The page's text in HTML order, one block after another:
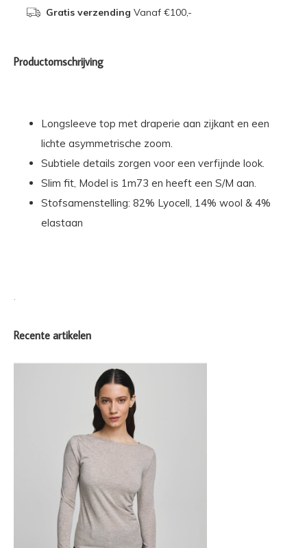
Gratis verzending Vanaf €100,-
Productomschrijving
Longsleeve top met draperie aan zijkant en een
lichte asymmetrische zoom.
Subtiele details zorgen voor een verfijnde look.
Slim fit, Model is 1m73 en heeft een S/M aan.
Stofsamenstelling: 82% Lyocell, 14% wool & 4%
elastaan
.
Recente artikelen